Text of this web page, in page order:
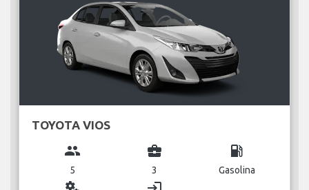
TOYOTA VIOS
group
5
business_center
3
local_gas_station
Gasolina